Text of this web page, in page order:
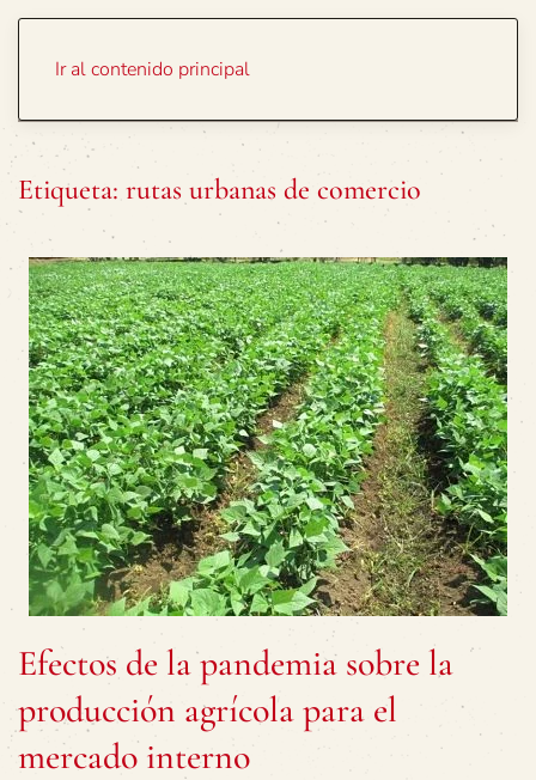
Ir al contenido principal
Etiqueta: rutas urbanas de comercio
Efectos de la pandemia sobre la
producción agrícola para el
mercado interno